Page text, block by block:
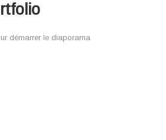
démarrer le diaporama